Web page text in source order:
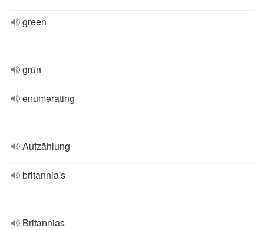
green
grün
enumerating
Aufzählung
britannia's
Britannias